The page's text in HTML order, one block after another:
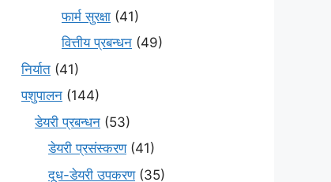
फार्म सुरक्षा (41)
वित्तीय प्रबन्धन (49)
निर्यात (41)
पशुपालन (144)
डेयरी प्रबन्धन (53)
डेयरी प्रसंस्करण(41)
दूध-डेयरी उपकरण(35)